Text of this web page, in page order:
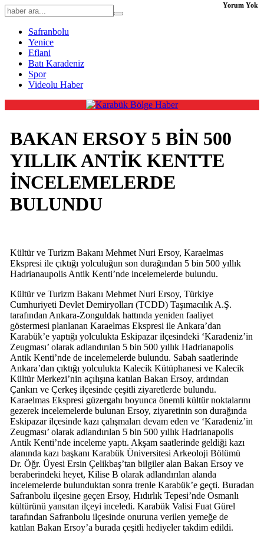
Safranbolu
Yenice
Eflani
Batı Karadeniz
Spor
Videolu Haber
BAKAN ERSOY 5 BİN 500
YILLIK ANTİK KENTTE
İNCELEMELERDE
BULUNDU
Kültür ve Turizm Bakanı Mehmet Nuri Ersoy, Karaelmas
Ekspresi ile çıktığı yolculuğun son durağından 5 bin 500 yıllık
Hadrianaupolis Antik Kenti’nde incelemelerde bulundu.
Kültür ve Turizm Bakanı Mehmet Nuri Ersoy, Türkiye
Cumhuriyeti Devlet Demiryolları (TCDD) Taşımacılık A.Ş.
tarafından Ankara-Zonguldak hattında yeniden faaliyet
göstermesi planlanan Karaelmas Ekspresi ile Ankara’dan
Karabük’e yaptığı yolculukta Eskipazar ilçesindeki ‘Karadeniz’in
Zeugması’ olarak adlandırılan 5 bin 500 yıllık Hadrianapolis
Antik Kenti’nde de incelemelerde bulundu. Sabah saatlerinde
Ankara’dan çıktığı yolculukta Kalecik Kütüphanesi ve Kalecik
Kültür Merkezi’nin açılışına katılan Bakan Ersoy, ardından
Çankırı ve Çerkeş ilçesinde çeşitli ziyaretlerde bulundu.
Karaelmas Ekspresi güzergahı boyunca önemli kültür noktalarını
gezerek incelemelerde bulunan Ersoy, ziyaretinin son durağında
Eskipazar ilçesinde kazı çalışmaları devam eden ve ‘Karadeniz’in
Zeugması’ olarak adlandırılan 5 bin 500 yıllık Hadrianapolis
Antik Kenti’nde inceleme yaptı. Akşam saatlerinde geldiği kazı
alanında kazı başkanı Karabük Üniversitesi Arkeoloji Bölümü
Dr. Öğr. Üyesi Ersin Çelikbaş’tan bilgiler alan Bakan Ersoy ve
beraberindeki heyet, Kilise B olarak adlandırılan alanda
incelemelerde bulunduktan sonra trenle Karabük’e geçti. Buradan
Safranbolu ilçesine geçen Ersoy, Hıdırlık Tepesi’nde Osmanlı
kültürünü yansıtan ilçeyi inceledi. Karabük Valisi Fuat Gürel
tarafından Safranbolu ilçesinde onuruna verilen yemeğe de
katılan Bakan Ersoy’a burada çeşitli hediyeler takdim edildi.
Yorum Yok